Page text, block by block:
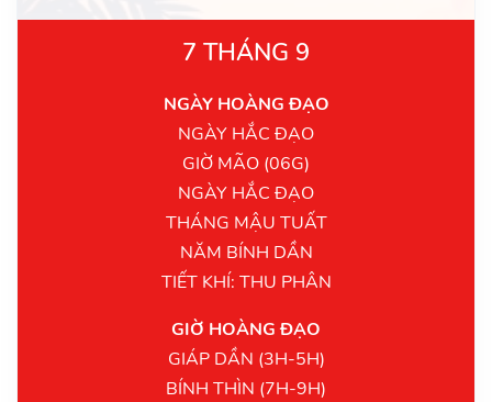
7 THÁNG 9
NGÀY HOÀNG ĐẠO
NGÀY HẮC ĐẠO
GIỜ MÃO (06G)
NGÀY HẮC ĐẠO
THÁNG MẬU TUẤT
NĂM BÍNH DẦN
TIẾT KHÍ: THU PHÂN
GIỜ HOÀNG ĐẠO
GIÁP DẦN (3H-5H)
BÍNH THÌN (7H-9H)